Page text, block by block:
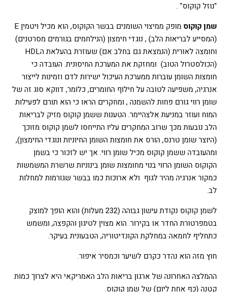
"נוזל קוקוס" .
שמן קוקוס
(המסייע לבריאות הלב) , נוגדי חימצון (הנילחמים בגורמים מסרטנים)
וחומצה לאורית (הנמצאת גם בחלב אם) שעוזרת בהעלאת הHDL
(הכולסטרול הטוב) ומחזקת את המערכת החיסונית. העובדה כי
חומצות השומן עוברות ממערכת העיכול ישירות לדם וזמינות לייצור
אנרגיה, משפיעה לטובה על חילוף החומרים, כלומר, דווקא סוג זה של
שומן רווי גורם פחות להשמנה , ומחקרים הראו כי הוא תורם לפעילות
המוח ועוזר במניעת אלצהיימר. הטענות ששמן קוקוס מזיק לבריאות
הלב נובעות מכך שרוב המחקרים עליו התייחסו לשמן קוקוס מזוכך
(היוצר שומן טרנס, הורס את חומצות השומן החיוניות ונוגדי החימצון),
ומהעובדה ששמן קוקוס מכיל שומן רווי. אך יש לזכור כי בשמן
הקוקוס השומן הרווי בנוי מחומצות שומן בינוניות שרשרת המשמשות
כמקור אנרגיה מהיר לגוף ולא ארוכות כמו בבשר שגורמות למחלות
לב.
לשמן קוקוס נקודת עישון גבוהה (232 מעלות) והוא הופך למוצק
בטמפרטורת החדר או בקירור. הוא מצוין לטיגון והקפצה, ומשמש
כתחליף לחמאה במחלקת הקונדיטוריה, הטבעונית בעיקר.
חוץ מזה הוא נהדר כקרם לשיער וכמסיר איפור.
ההמלצה האחרונה של ארגון בריאות הלב האמריקאי היא לצרוך כמות
קטנה (כף אחת ליום) של שמן קוקוס.